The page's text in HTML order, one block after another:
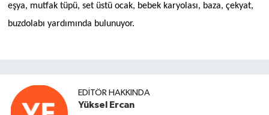
eşya, mutfak tüpü, set üstü ocak, bebek karyolası, baza, çekyat,
buzdolabı yardımında bulunuyor.
EDITÖR HAKKINDA
Yüksel Ercan